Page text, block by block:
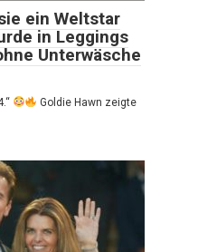
ein Weltstar
in Leggings
Unterwäsche
Goldie Hawn zeigte